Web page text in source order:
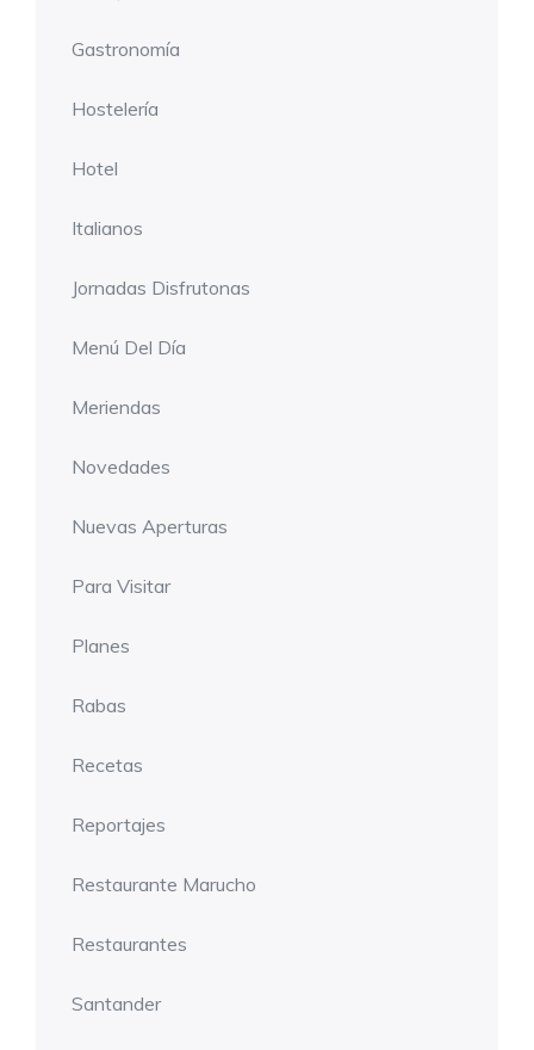
Gastronomía
Hostelería
Hotel
Italianos
Jornadas Disfrutonas
Menú Del Día
Meriendas
Novedades
Nuevas Aperturas
Para Visitar
Planes
Rabas
Recetas
Reportajes
Restaurante Marucho
Restaurantes
Santander